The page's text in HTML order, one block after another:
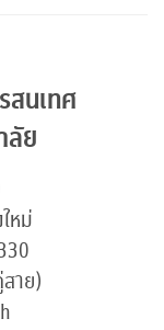
สนเทศ
ลัย
หม่
าย)